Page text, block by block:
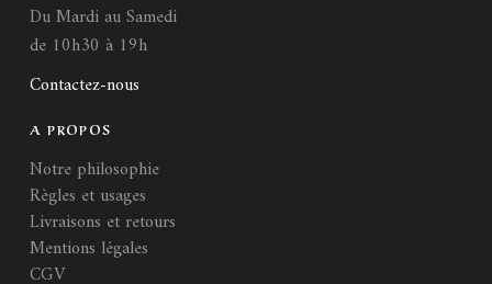
Du Mardi au Samedi
de 10h30 à 19h
Contactez-nous
A PROPOS
Notre philosophie
Règles et usages
Livraisons et retours
Mentions légales
CGV